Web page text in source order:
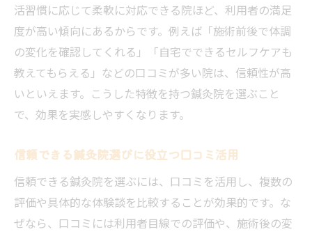
活習慣に応じて柔軟に対応できる院ほど、利用者の満足
度が高い傾向にあるからです。例えば「施術前後で体調
の変化を確認してくれる」「自宅でできるセルフケアも
教えてもらえる」などの口コミが多い院は、信頼性が高
いといえます。こうした特徴を持つ鍼灸院を選ぶこと
で、効果を実感しやすくなります。
信頼できる鍼灸院選びに役立つ口コミ活用
信頼できる鍼灸院を選ぶには、口コミを活用し、複数の
評価や具体的な体験談を比較することが効果的です。な
ぜなら、口コミには利用者目線での評価や、施術後の変